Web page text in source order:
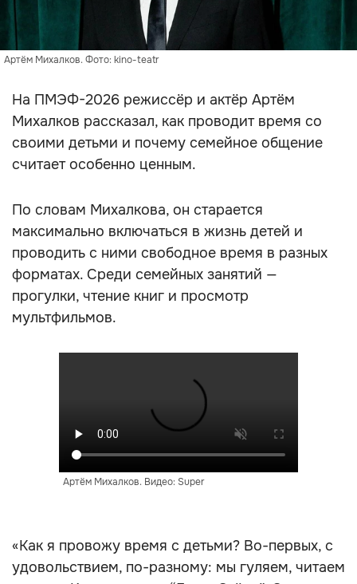
Артём Михалков. Фото: kino-teatr
На ПМЭФ-2026 режиссёр и актёр Артём
Михалков рассказал, как проводит время со
своими детьми и почему семейное общение
считает особенно ценным.
По словам Михалкова, он старается
максимально включаться в жизнь детей и
проводить с ними свободное время в разных
форматах. Среди семейных занятий —
прогулки, чтение книг и просмотр
мультфильмов.
Артём Михалков. Видео: Super
«Как я провожу время с детьми? Во-первых, с
удовольствием, по-разному: мы гуляем, читаем